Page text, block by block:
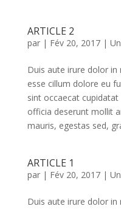
ARTICLE 2
par | Fév 20, 2017|
Duis aute irure dolor
esse cillum dolore eu
sint occaecat
officia deserunt mollit
mauris, egestas sed,
ARTICLE 1
par | Fév 20, 2017|
Duis aute irure dolor